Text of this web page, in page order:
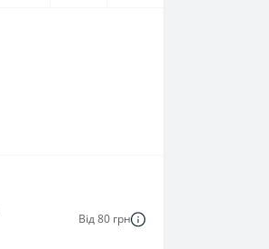
Від 80 грн